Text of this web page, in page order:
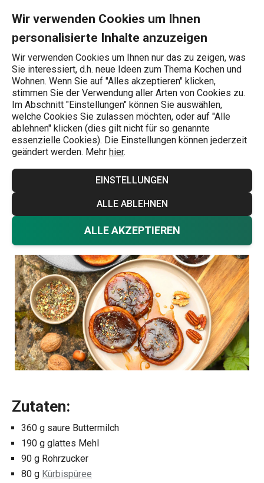
Wir verwenden Cookies um Ihnen
personalisierte Inhalte anzuzeigen
Wir verwenden Cookies um Ihnen nur das zu zeigen, was
Sie interessiert, d.h. neue Ideen zum Thema Kochen und
Wohnen. Wenn Sie auf "Alles akzeptieren" klicken,
stimmen Sie der Verwendung aller Arten von Cookies zu.
Im Abschnitt "Einstellungen" können Sie auswählen,
welche Cookies Sie zulassen möchten, oder auf "Alle
ablehnen" klicken (dies gilt nicht für so genannte
essenzielle Cookies). Die Einstellungen können jederzeit
geändert werden. Mehr hier.
EINSTELLUNGEN
ALLE ABLEHNEN
ALLE AKZEPTIEREN
Wonach suchen Sie?
Süß
Kürbis-
Pfannkuchen mit
Marmelade
Rezepte
Zutaten:
360 g saure Buttermilch
190 g glattes Mehl
90 g Rohrzucker
80 g Kürbispüree